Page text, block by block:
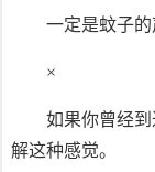
一定是蚊子的
×
如果你曾经
解这种感觉。